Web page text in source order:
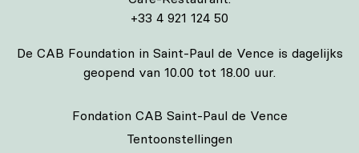
+33 4 921 124 50
De CAB Foundation in Saint-Paul de Vence is dagelijks
geopend van 10.00 tot 18.00 uur.
Fondation CAB Saint-Paul de Vence
Tentoonstellingen